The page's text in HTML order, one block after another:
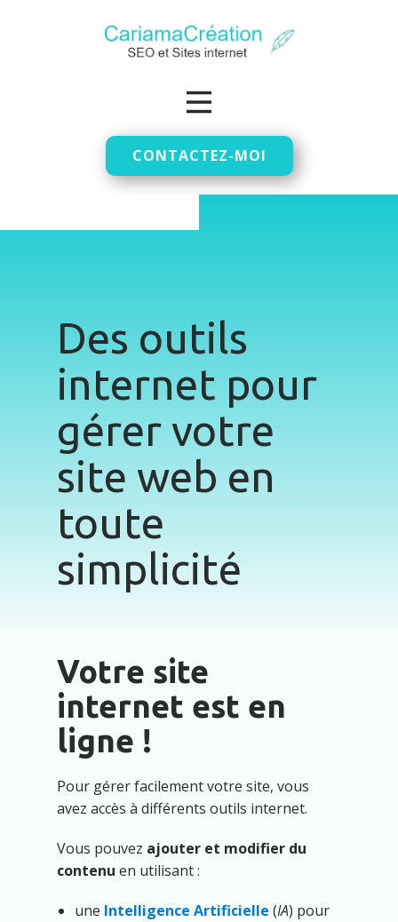
CONTACTEZ-MOI
Des outils
internet pour
gérer votre
site web en
toute
simplicité
Votre site
internet est en
ligne !
Pour gérer facilement votre site, vous
avez accès à différents outils internet.
Vous pouvez ajouter et modifier du
contenu en utilisant :
une Intelligence Artificielle (IA) pour